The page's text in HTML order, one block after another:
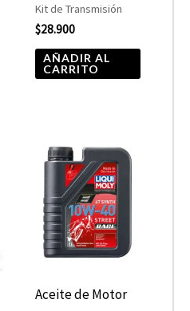
Kit de Transmisión
$28.900
AÑADIR AL
CARRITO
Aceite de Motor
de